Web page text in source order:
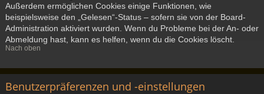
Außerdem ermöglichen Cookies einige Funktionen, wie
beispielsweise den „Gelesen“-Status – sofern sie von der Board-
Administration aktiviert wurden. Wenn du Probleme bei der An- oder
Abmeldung hast, kann es helfen, wenn du die Cookies löscht.
Nach oben
Benutzerpräferenzen und -einstellungen